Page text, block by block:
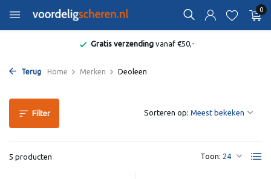
0
Gratis verzendingvanaf €50,-
Terug Home Merken Deoleen
Filter
5 producten Toon:
Sorteren op: